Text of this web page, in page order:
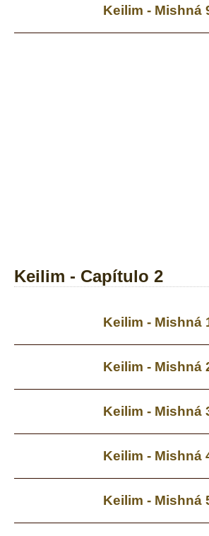
Keilim - Mishná
Keilim - Capítulo 2
Keilim - Mishná
Keilim - Mishná
Keilim - Mishná
Keilim - Mishná
Keilim - Mishná